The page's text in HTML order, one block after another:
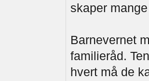
skaper
Barnevernet
familieråd.
hvert må de